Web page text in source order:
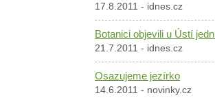
17.8.2011 - idnes.cz
Botanici objevili u Ústí
21.7.2011 - idnes.cz
Osazujeme jezírko
14.6.2011 - novinky.cz